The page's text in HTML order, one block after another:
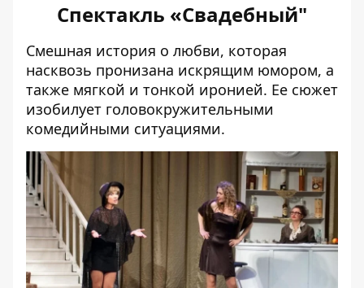
Спектакль «Свадебный"
Смешная история о любви, которая
насквозь пронизана искрящим юмором, а
также мягкой и тонкой иронией. Ее сюжет
изобилует головокружительными
комедийными ситуациями.